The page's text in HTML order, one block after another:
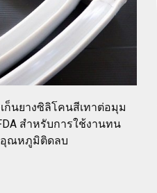
ก็นยางซิลิโคนสีเทาต่อมุม
สำหรับการใช้งานทน
อุณหภูมิติดลบ